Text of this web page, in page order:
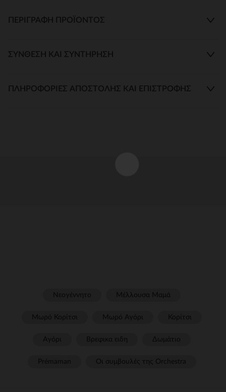
ΠΕΡΙΓΡΑΦΉ ΠΡΟΪΌΝΤΟΣ
ΣΎΝΘΕΣΗ ΚΑΙ ΣΥΝΤΉΡΗΣΗ
ΠΛΗΡΟΦΟΡΊΕΣ ΑΠΟΣΤΟΛΉΣ ΚΑΙ ΕΠΙΣΤΡΟΦΉΣ